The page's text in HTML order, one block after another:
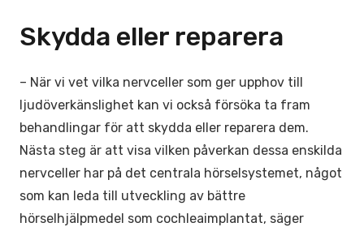
Skydda eller reparera
– När vi vet vilka nervceller som ger upphov till
ljudöverkänslighet kan vi också försöka ta fram
behandlingar för att skydda eller reparera dem.
Nästa steg är att visa vilken påverkan dessa enskilda
nervceller har på det centrala hörselsystemet, något
som kan leda till utveckling av bättre
hörselhjälpmedel som cochleaimplantat, säger